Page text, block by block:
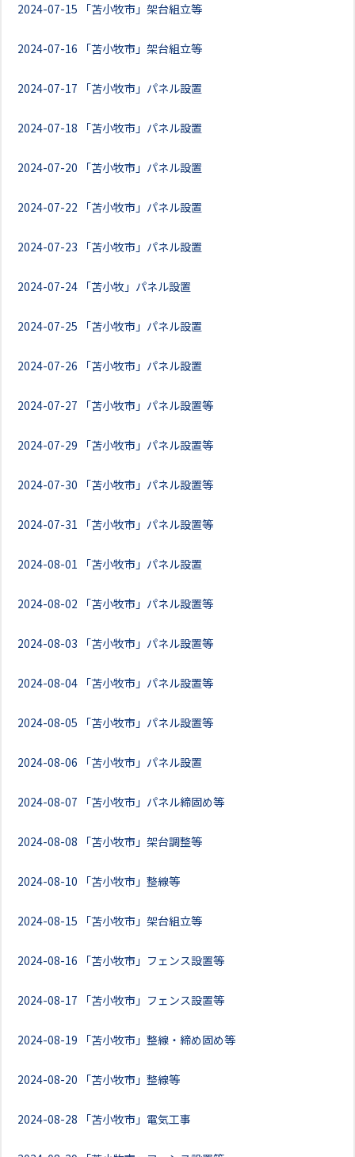
2024-07-15 「苫小牧市」架台組立等
2024-07-16 「苫小牧市」架台組立等
2024-07-17 「苫小牧市」パネル設置
2024-07-18 「苫小牧市」パネル設置
2024-07-20 「苫小牧市」パネル設置
2024-07-22 「苫小牧市」パネル設置
2024-07-23 「苫小牧市」パネル設置
2024-07-24 「苫小牧」パネル設置
2024-07-25 「苫小牧市」パネル設置
2024-07-26 「苫小牧市」パネル設置
2024-07-27 「苫小牧市」パネル設置等
2024-07-29 「苫小牧市」パネル設置等
2024-07-30 「苫小牧市」パネル設置等
2024-07-31 「苫小牧市」パネル設置等
2024-08-01 「苫小牧市」パネル設置
2024-08-02 「苫小牧市」パネル設置等
2024-08-03 「苫小牧市」パネル設置等
2024-08-04 「苫小牧市」パネル設置等
2024-08-05 「苫小牧市」パネル設置等
2024-08-06 「苫小牧市」パネル設置
2024-08-07 「苫小牧市」パネル締固め等
2024-08-08 「苫小牧市」架台調整等
2024-08-10 「苫小牧市」整線等
2024-08-15 「苫小牧市」架台組立等
2024-08-16 「苫小牧市」フェンス設置等
2024-08-17 「苫小牧市」フェンス設置等
2024-08-19 「苫小牧市」整線・締め固め等
2024-08-20 「苫小牧市」整線等
2024-08-28 「苫小牧市」電気工事